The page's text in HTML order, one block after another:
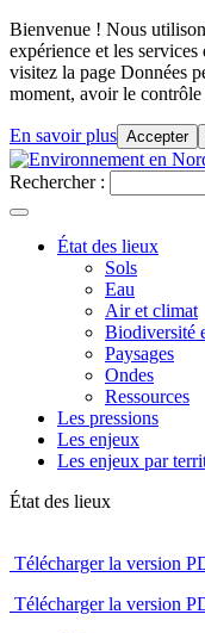
Bienvenue ! Nous
expérience et les
visitez la page Données
moment, avoir le
En savoir plus Accepter
Rechercher :
État des lieux
Sols
Eau
Air et climat
Biodiversité
Paysages
Ondes
Ressources
Les pressions
Les enjeux
Les enjeux par
État des lieux
Télécharger la version
Télécharger la version